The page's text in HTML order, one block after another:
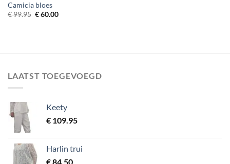
Camicia bloes
€99.95 Oorspronkelijke prijs was: € 99.95.
€60.00Huidige prijs is: € 60.00.
LAATST TOEGEVOEGD
Keety
€ 109.95
Harlin trui
€84.50